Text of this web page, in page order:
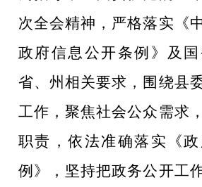
次全会精神，严格落实《
政府信息公开条例》及
省、州相关要求， 围绕县
工作，聚焦社会公众需求
职责，依法准确落实《
例》，坚持把政务公开工